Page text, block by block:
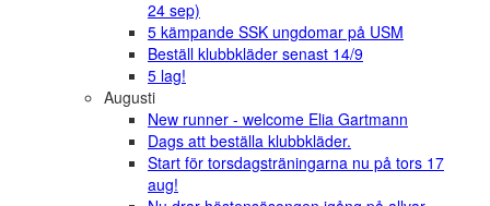
24 sep)
5 kämpande SSK ungdomar på USM
Beställ klubbkläder senast 14/9
5 lag!
Augusti
New runner - welcome Elia Gartmann
Dags att beställa klubbkläder.
Start för torsdagsträningarna nu på tors 17
aug!